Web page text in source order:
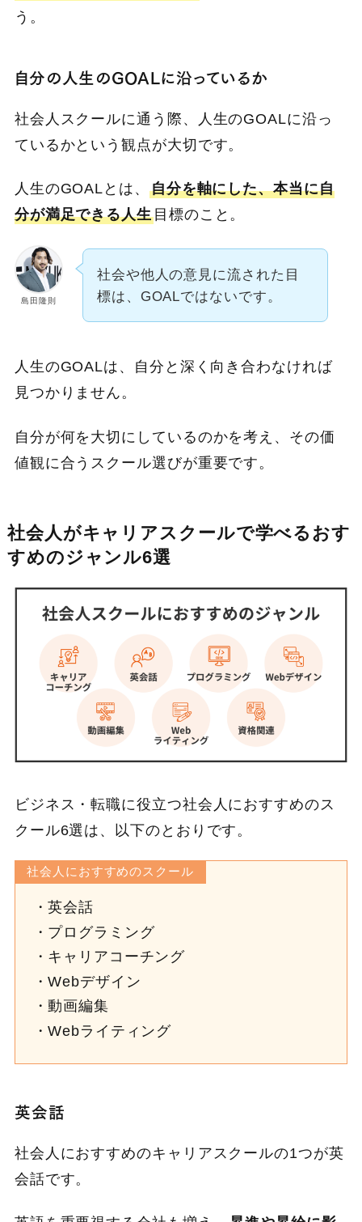
う。
自分の人生のGOALに沿っているか
社会人スクールに通う際、人生のGOALに沿っ
ているかという観点が大切です。
人生のGOALとは、 自分を軸にした、本当に自
分が満足できる人生目標のこと。
島田隆則
社会や他人の意見に流された目
標は、GOALではないです。
人生のGOALは、自分と深く向き合わなければ
見つかりません。
自分が何を大切にしているのかを考え、その価
値観に合うスクール選びが重要です。
社会人がキャリアスクールで学べるおす
すめのジャンル6選
ビジネス・転職に役立つ社会人におすすめのス
クール6選は、以下のとおりです。
社会人におすすめのスクール
英会話
プログラミング
キャリアコーチング
Webデザイン
動画編集
Webライティング
英会話
社会人におすすめのキャリアスクールの1つが英
会話です。